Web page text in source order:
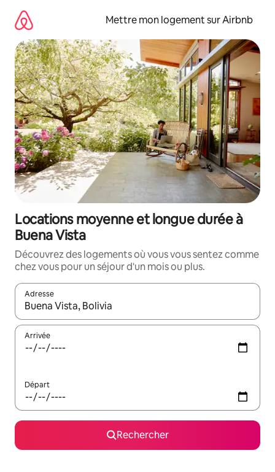
directement
contenu
Mettre mon logement sur Airbnb
Locations moyenne et longue durée à
Buena Vista
Découvrez des logements où vous vous sentez comme
chez vous pour un séjour d'un mois ou plus.
Adresse
Lorsque les résultats s'affichent, utilisez les flèches vers le
Arrivée
Départ
Rechercher